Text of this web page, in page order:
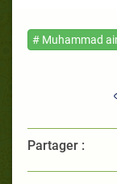
# Muhammad
Partager :